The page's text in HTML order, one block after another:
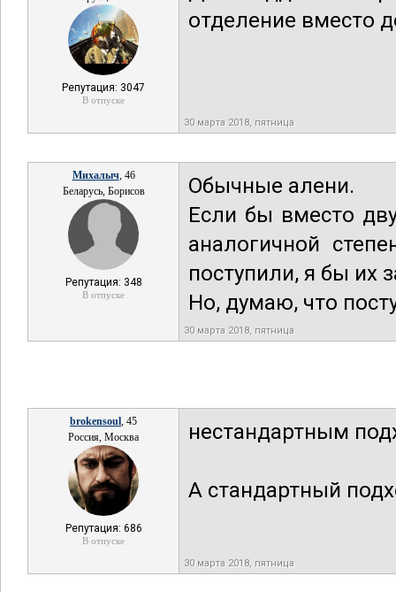
Репутация: 3047
В отпуске
отделение вместо
30 марта 2018, пятница
Михалыч, 46
Беларусь, Борисов
Репутация: 348
В отпуске
Обычные алени.
Если бы вместо
аналогичной
поступили, я бы их
Но, думаю, что
30 марта 2018, пятница
brokensoul, 45
Россия, Москва
Репутация: 686
В отпуске
нестандартным
А стандартный
30 марта 2018, пятница